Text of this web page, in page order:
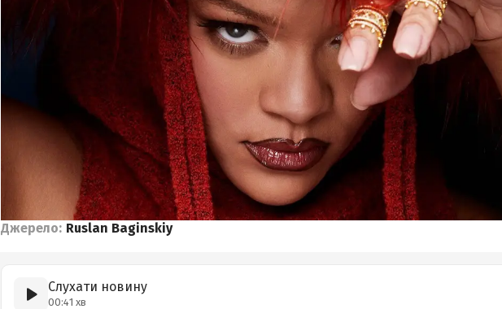
Джерело: Ruslan Baginskiy
Слухати новину
00:41 хв